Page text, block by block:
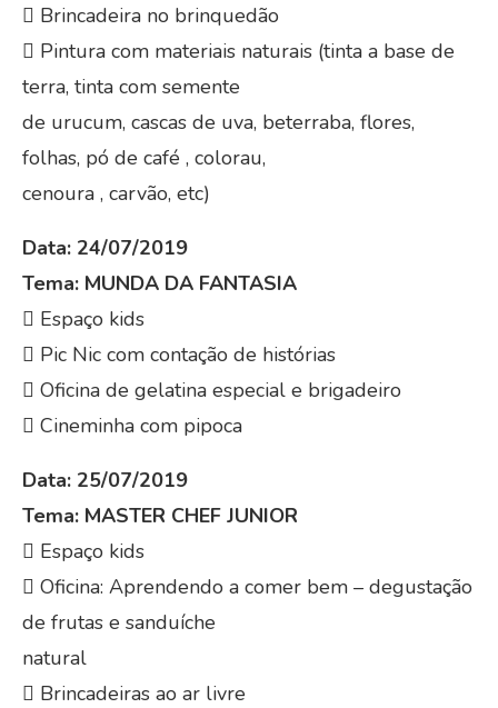
 Brincadeira no brinquedão
 Pintura com materiais naturais (tinta a base de
terra, tinta com semente
de urucum, cascas de uva, beterraba, flores,
folhas, pó de café , colorau,
cenoura , carvão, etc)
Data: 24/07/2019
Tema: MUNDA DA FANTASIA
 Espaço kids
 Pic Nic com contação de histórias
 Oficina de gelatina especial e brigadeiro
 Cineminha com pipoca
Data: 25/07/2019
Tema: MASTER CHEF JUNIOR
 Espaço kids
 Oficina: Aprendendo a comer bem – degustação
de frutas e sanduíche
natural
 Brincadeiras ao ar livre